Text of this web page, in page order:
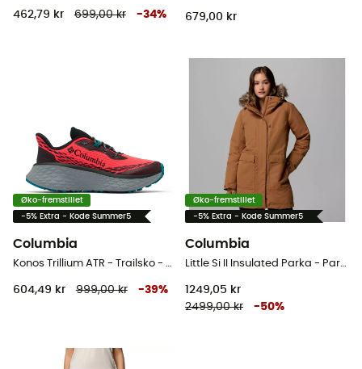
462,79 kr 699,00 kr -34% 679,00 kr
Øko-fremstillet
-5% Extra - Kode Summer5
Columbia
Konos Trillium ATR - Trailsko - Damer
604,49 kr 999,00 kr -39%
Øko-fremstillet
-5% Extra - Kode Summer5
Columbia
Little Si II Insulated Parka - Parka - Damer
1249,05 kr
2499,00 kr
-50%